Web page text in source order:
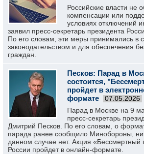
Российские власти не
компенсации или
условиях отключений
заявил пресс-секретарь президента
По его словам, эти меры принимались в
законодательством и для обеспечения
граждан.
Песков: Парад в
состоится,
пройдет в
формате
07.05.2026
Парад в Москве на 9
пресс-секретарь
Дмитрий Песков. По его словам, о
парада ранее сообщило Минобороны,
данном случае нет. Акция «Бессмертный
России пройдет в онлайн-формате.